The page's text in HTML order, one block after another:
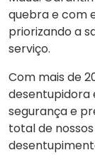
quebra e com
priorizando a
serviço.
Com mais de
desentupidora
segurança e
total de